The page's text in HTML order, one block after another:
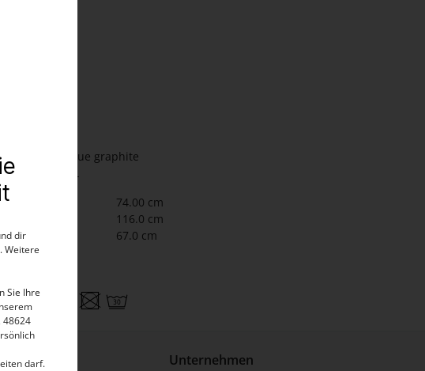
blue graphite
74.00 cm
116.0 cm
67.0 cm
Unternehmen
dir
Weitere
Sie Ihre
48624
darf.